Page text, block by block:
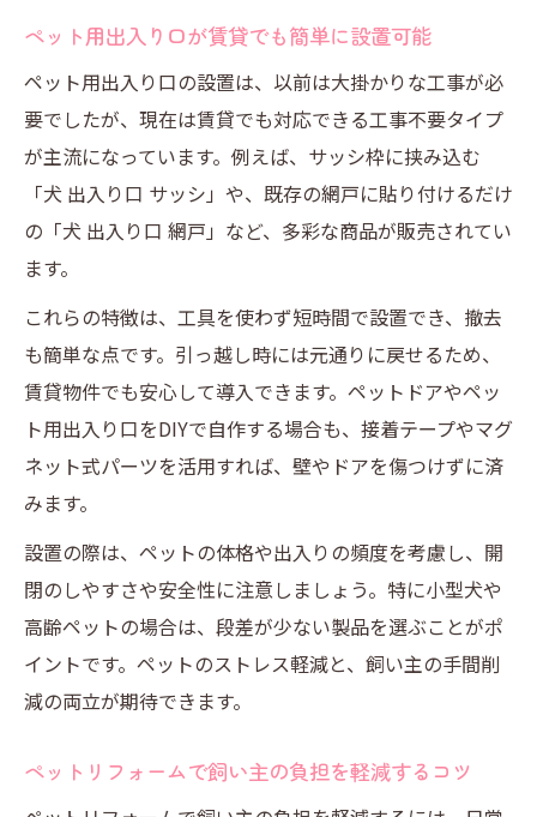
ストレスフリーな暮らしを支える簡単アクセス
ペットリフォームがもたらすストレスフリ
ーな環境
簡単アクセスの出入り口がペットにもたら
す安心感
賃貸で実践できるペットリフォームの工夫
ペット用出入り口で飼い主の負担軽減を目
指す方法
ストレスフリーなペットリフォーム成功の
秘訣
ペットリフォームを工夫する賃貸のアイデア
の実践例
ペット用出入り口を活用した賃貸リフォー
ムの工夫
工事不要のペットリフォームで快適生活を
目指す
ペット出入り口DIYで賃貸をもっと使いやす
ペット用出入り口が賃貸でも簡単に設置可能
ペット用出入り口の設置は、以前は大掛かりな工事が必
要でしたが、現在は賃貸でも対応できる工事不要タイプ
が主流になっています。例えば、サッシ枠に挟み込む
「犬 出入り口 サッシ」や、既存の網戸に貼り付けるだけ
の「犬 出入り口 網戸」など、多彩な商品が販売されてい
ます。
これらの特徴は、工具を使わず短時間で設置でき、撤去
も簡単な点です。引っ越し時には元通りに戻せるため、
賃貸物件でも安心して導入できます。ペットドアやペッ
ト用出入り口をDIYで自作する場合も、接着テープやマグ
ネット式パーツを活用すれば、壁やドアを傷つけずに済
みます。
設置の際は、ペットの体格や出入りの頻度を考慮し、開
閉のしやすさや安全性に注意しましょう。特に小型犬や
高齢ペットの場合は、段差が少ない製品を選ぶことがポ
イントです。ペットのストレス軽減と、飼い主の手間削
減の両立が期待できます。
ペットリフォームで飼い主の負担を軽減するコツ